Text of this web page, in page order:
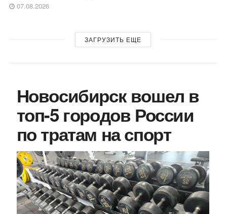
07.08.2026
ЗАГРУЗИТЬ ЕЩЕ
Новосибирск вошел в
топ-5 городов России
по тратам на спорт